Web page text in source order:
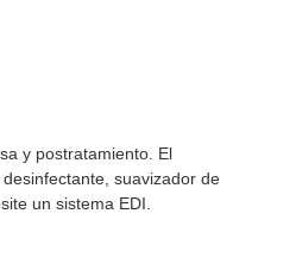
y postratamiento. El
suavizador de
un sistema EDI.